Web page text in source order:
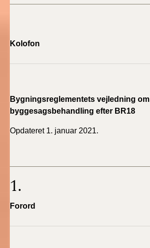
2018)
2018)
Kolofon
Bygningsreglementets vejledning om
byggesagsbehandling efter BR18
Opdateret 1. januar 2021.
1.
Forord